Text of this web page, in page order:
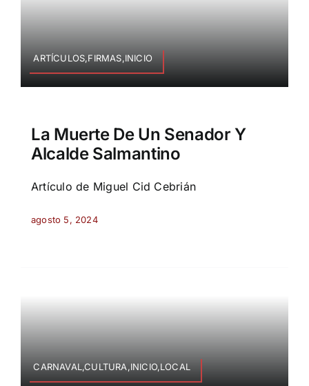
ARTÍCULOS,FIRMAS,INICIO
La Muerte De Un Senador Y
Alcalde Salmantino
Artículo de Miguel Cid Cebrián
agosto 5, 2024
CARNAVAL,CULTURA,INICIO,LOCAL